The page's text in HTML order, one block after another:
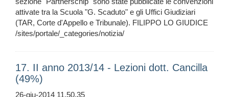
attivate tra la Scuola "G. Scaduto" e gli Uffici Giudiziari
(TAR, Corte d'Appello e Tribunale). FILIPPO LO GIUDICE
/sites/portale/_categories/notizia/
17. II anno 2013/14 - Lezioni dott. Cancilla
(49%)
26-giu-2014 11.50.35